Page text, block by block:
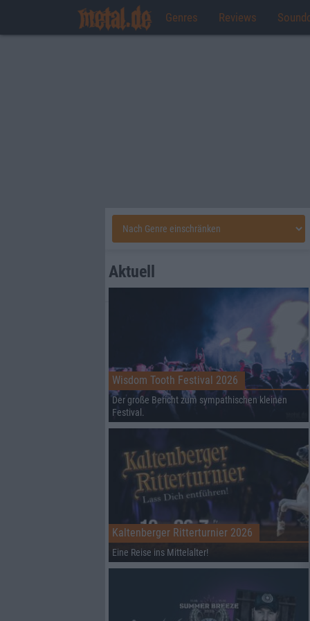
Genres Reviews
Aktuell
Wisdom Tooth Festival 2026
Der große Bericht zum sympathischen kleinen
Festival.
Kaltenberger Ritterturnier 2026
Eine Reise ins Mittelalter!